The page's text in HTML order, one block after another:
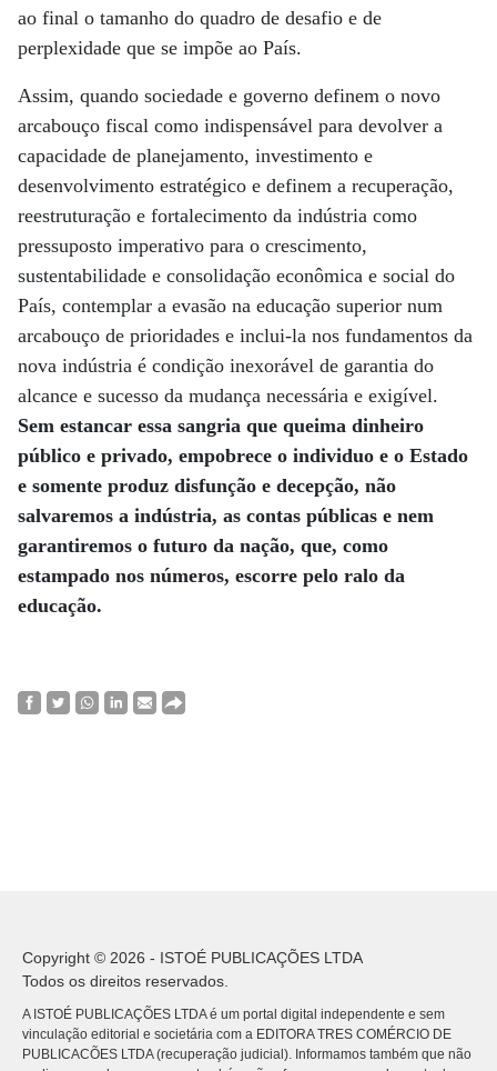
ao final o tamanho do quadro de desafio e de
perplexidade que se impõe ao País.
Assim, quando sociedade e governo definem o novo
arcabouço fiscal como indispensável para devolver a
capacidade de planejamento, investimento e
desenvolvimento estratégico e definem a recuperação,
reestruturação e fortalecimento da indústria como
pressuposto imperativo para o crescimento,
sustentabilidade e consolidação econômica e social do
País, contemplar a evasão na educação superior num
arcabouço de prioridades e inclui-la nos fundamentos da
nova indústria é condição inexorável de garantia do
alcance e sucesso da mudança necessária e exigível.
Sem estancar essa sangria que queima dinheiro
público e privado, empobrece o individuo e o Estado
e somente produz disfunção e decepção, não
salvaremos a indústria, as contas públicas e nem
garantiremos o futuro da nação, que, como
estampado nos números, escorre pelo ralo da
educação.
Copyright © 2026 - ISTOÉ PUBLICAÇÕES LTDA
Todos os direitos reservados.
A ISTOÉ PUBLICAÇÕES LTDA é um portal digital independente e sem
vinculação editorial e societária com a EDITORA TRES COMÉRCIO DE
PUBLICACÕES LTDA (recuperação judicial). Informamos também que não